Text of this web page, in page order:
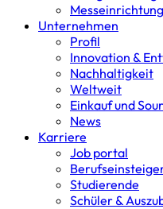
Unternehmen
Profil
Innovation &
Nachhaltigkeit
Weltweit
Einkauf und
News
Karriere
Job portal
Studierende
Schüler &